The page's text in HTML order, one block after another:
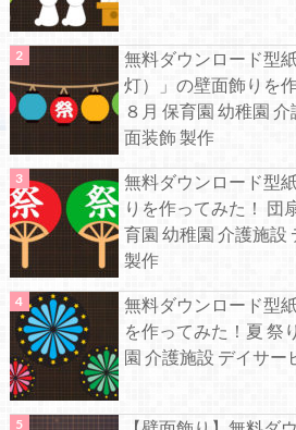
無料ダウンロード型
灯）」の壁面飾りを
８月 保育園 幼稚園
面装飾 製作
無料ダウンロード型
りを作ってみた！ 団
育園 幼稚園 介護施設
製作
無料ダウンロード型
を作ってみた！夏 祭
園 介護施設 デイサー